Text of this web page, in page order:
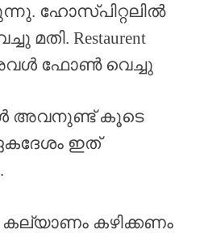
ഹോസ്പിറ്റലിൽ
മതി. Restaurent
ഫോൺ വെച്ചു
അവനുണ്ട് കൂടെ
ഇത്
കല്യാണം കഴിക്കണം